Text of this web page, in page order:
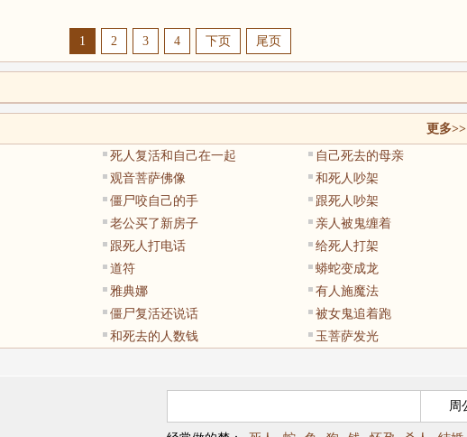
1 2 3 4 下页 尾页
更多>>
死人复活和自己在一起
自己死去的母亲
观音菩萨佛像
和死人吵架
僵尸咬自己的手
跟死人吵架
老公买了新房子
亲人被鬼缠着
跟死人打电话
给死人打架
道符
蟒蛇变成龙
雅典娜
有人施魔法
僵尸复活还说话
被女鬼追着跑
和死去的人数钱 玉菩萨发光